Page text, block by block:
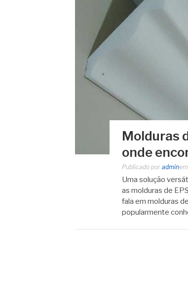
Molduras
onde
Publicado por adminem
Uma solução
as molduras de
fala em molduras
popularmente